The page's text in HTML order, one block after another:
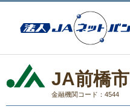
JA前橋市
金融機関コード：4544